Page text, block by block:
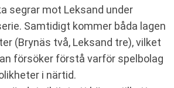
segrar mot Leksand under
Samtidigt kommer båda lagen
(Brynäs två, Leksand tre), vilket
försöker förstå varför spelbolag
i närtid.